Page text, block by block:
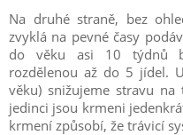
Na druhé straně, bez
zvyklá na pevné časy
do věku asi 10 týdnů
rozdělenou až do 5 jídel.
věku) snižujeme stravu
jedinci jsou krmeni
krmení způsobí, že trávicí